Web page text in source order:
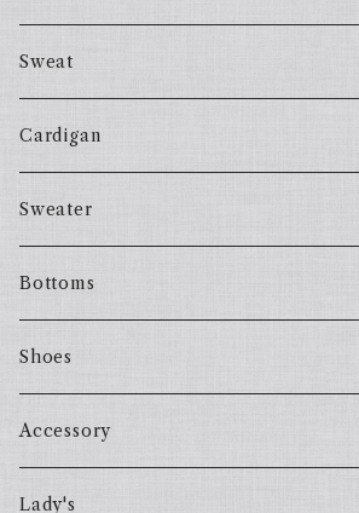
Sweat
Cardigan
Sweater
Bottoms
Shoes
Accessory
Lady's